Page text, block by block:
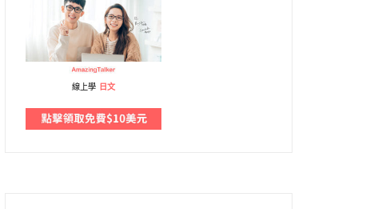
線上學 日文